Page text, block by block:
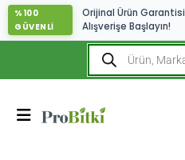
%100
GÜVENLİ
Orijinal Ürün
Alışverişe Başlayın!